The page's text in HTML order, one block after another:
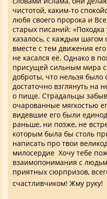
чистотой, каким-то
любя своего пророка и
старых писаний:
казалось, с каждым шагом
вместе с тем движения
не касался её. Однако в
присущей сильным мира
доброты, что нельзя было
достаточно взглянуть на
о пище. Страдальцы
очарованные мягкостью
видевшие его были
раньше, ни позже, не
которым была бы столь
написать про твои
милосердие Хочу тебе
взаимопонимания с
приятных сюрпризов,
счастливчиком! Жму